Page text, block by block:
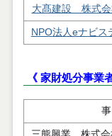
大髙建設 株式会
NPO法人eナビス
《 家財処分事業